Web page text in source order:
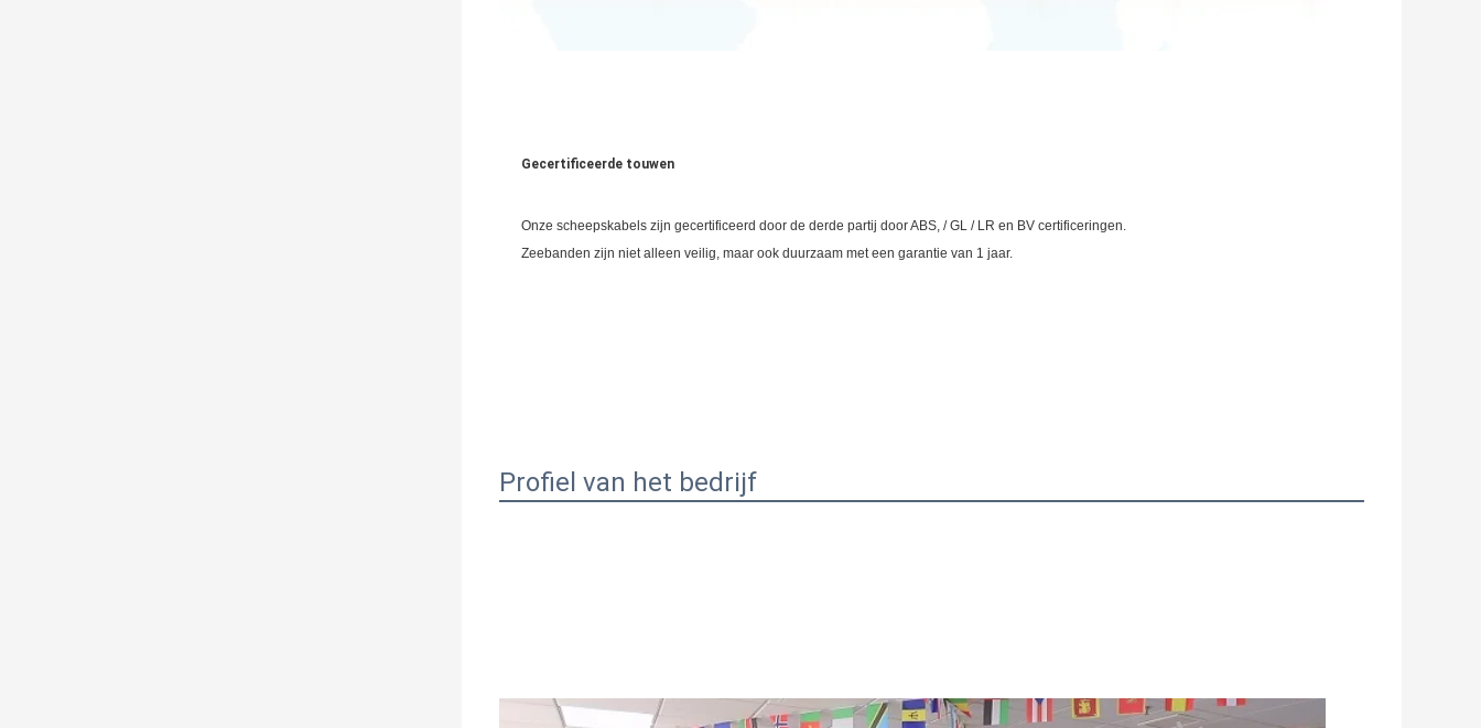
Gecertificeerde touwen
Onze scheepskabels zijn gecertificeerd door de derde partij door ABS, / GL / LR en BV certificeringen.
Zeebanden zijn niet alleen veilig, maar ook duurzaam met een garantie van 1 jaar.
Profiel van het bedrijf